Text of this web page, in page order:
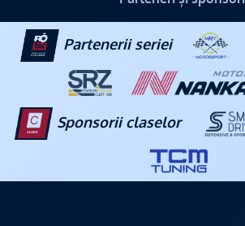
Partenerii seriei
Sponsorii claselor